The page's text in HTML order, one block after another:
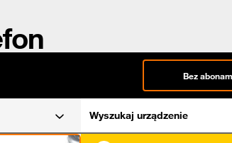
Bez
Wyszukaj urządzenie